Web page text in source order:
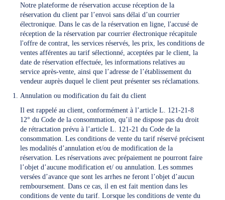
Notre plateforme de réservation accuse réception de la
réservation du client par l’envoi sans délai d’un courrier
électronique. Dans le cas de la réservation en ligne, l'accusé de
réception de la réservation par courrier électronique récapitule
l'offre de contrat, les services réservés, les prix, les conditions de
ventes afférentes au tarif sélectionné, acceptées par le client, la
date de réservation effectuée, les informations relatives au
service après-vente, ainsi que l’adresse de l’établissement du
vendeur auprès duquel le client peut présenter ses réclamations.
Annulation ou modification du fait du client
Il est rappelé au client, conformément à l’article L. 121-21-8
12° du Code de la consommation, qu’il ne dispose pas du droit
de rétractation prévu à l’article L. 121-21 du Code de la
consommation. Les conditions de vente du tarif réservé précisent
les modalités d’annulation et/ou de modification de la
réservation. Les réservations avec prépaiement ne pourront faire
l’objet d’aucune modification et/ ou annulation. Les sommes
versées d’avance que sont les arrhes ne feront l’objet d’aucun
remboursement. Dans ce cas, il en est fait mention dans les
conditions de vente du tarif. Lorsque les conditions de vente du